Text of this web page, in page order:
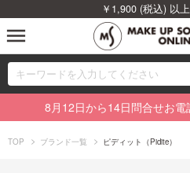
￥1,900 (税込) 以
menu
00 ブランドから探す
カテゴリから探す
8月12日から14日問合せお
TOP ブランド一覧 ピディット（Pidite）